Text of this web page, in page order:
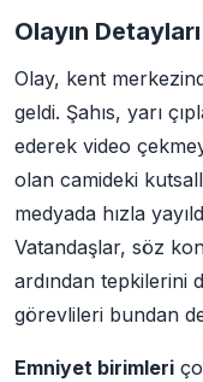
Olayın
Olay, kent
geldi. Şahıs, yarı
ederek video
olan camideki
medyada hızla
Vatandaşlar, söz
ardından tepkilerini
görevlileri bundan
Emniyet birimleri